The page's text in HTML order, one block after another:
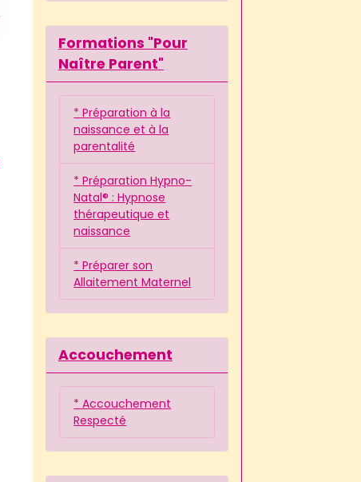
Formations "Pour
Naître Parent"
* Préparation à la
naissance et à la
parentalité
* Préparation Hypno-
Natal® : Hypnose
thérapeutique et
naissance
* Préparer son
Allaitement Maternel
Accouchement
* Accouchement
Respecté